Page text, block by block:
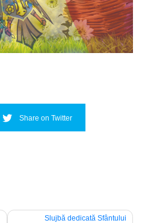
Share on Twitter
Slujbă dedicată Sfântului